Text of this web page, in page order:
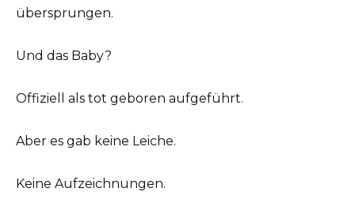
übersprungen.
Und das Baby?
Offiziell als tot geboren aufgeführt.
Aber es gab keine Leiche.
Keine Aufzeichnungen.